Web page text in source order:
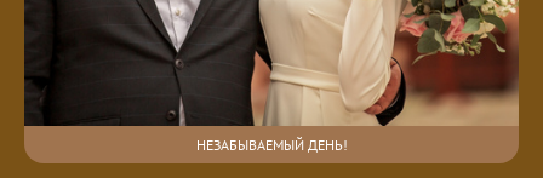
НЕЗАБЫВАЕМЫЙ ДЕНЬ!